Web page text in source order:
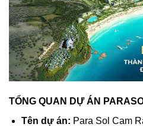
TỔNG QUAN DỰ ÁN
Tên dự án: Para Sol Cam